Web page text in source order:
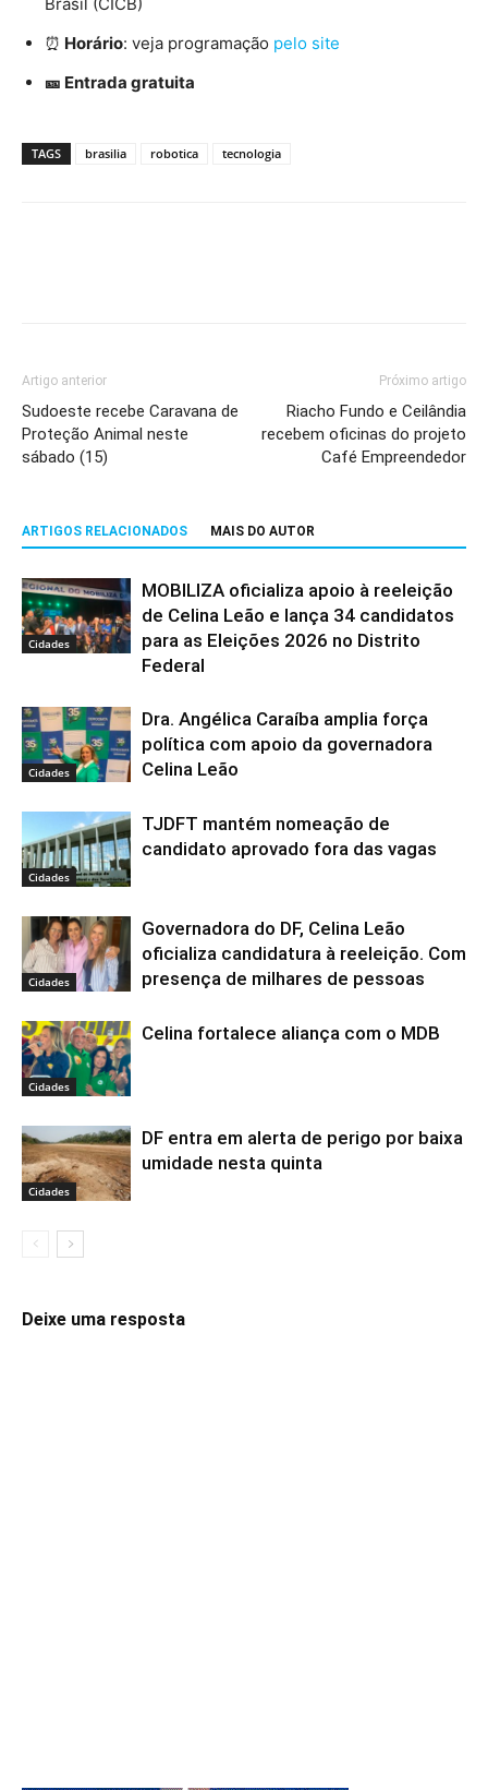
⏰ Horário: veja programação pelo site
🎫 Entrada gratuita
TAGS brasilia robotica tecnologia
Artigo anterior
Sudoeste recebe Caravana de
Proteção Animal neste
sábado (15)
Próximo artigo
Riacho Fundo e Ceilândia
recebem oficinas do projeto
Café Empreendedor
ARTIGOS RELACIONADOS MAIS DO AUTOR
Cidades
MOBILIZA oficializa apoio à reeleição
de Celina Leão e lança 34 candidatos
para as Eleições 2026 no Distrito
Federal
Cidades
Dra. Angélica Caraíba amplia força
política com apoio da governadora
Celina Leão
Cidades
TJDFT mantém nomeação de
candidato aprovado fora das vagas
Cidades
Governadora do DF, Celina Leão
oficializa candidatura à reeleição. Com
presença de milhares de pessoas
Cidades
Celina fortalece aliança com o MDB
Cidades
DF entra em alerta de perigo por baixa
umidade nesta quinta
Deixe uma resposta